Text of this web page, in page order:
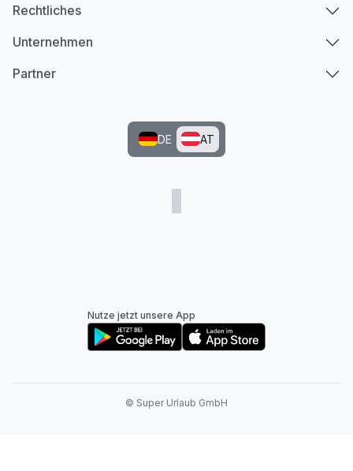
Rechtliches
Unternehmen
Partner
DE AT
Nutze jetzt unsere App
© Super Urlaub GmbH